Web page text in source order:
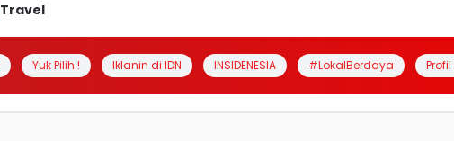
Travel
Yuk Pilih ! Iklanin di IDN INSIDENESIA #LokalBerdaya